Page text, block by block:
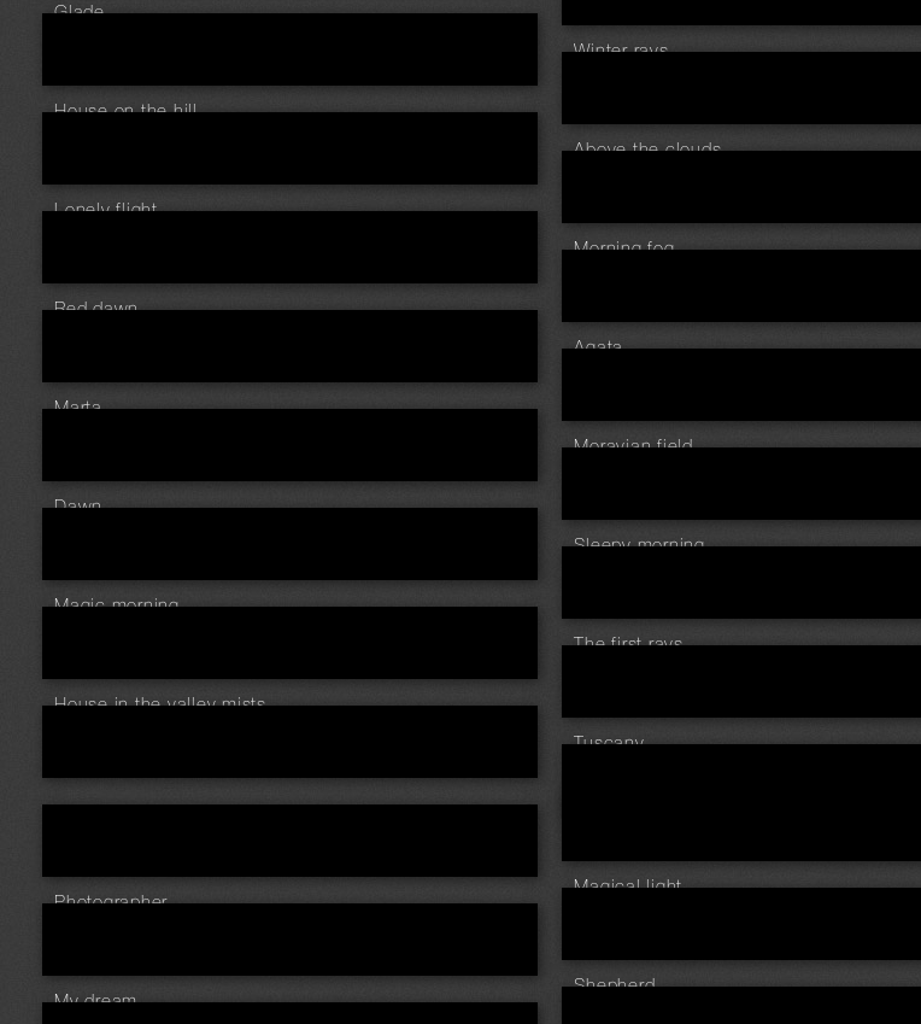
Glade ...
Winter rays ...
House on the hill...
Above the clouds ...
Lonely flight ...
Morning fog ...
Red dawn ...
Agata
Marta.
Moravian field ...
Dawn ...
Sleepy morning ...
Magic morning ...
The first rays ...
House in the valley mists ...
Tuscany ...
...
Magical light ...
Photographer
Shepherd ...
My dream ...